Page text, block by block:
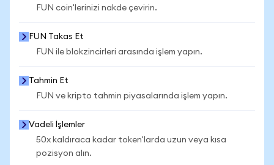
FUN coin'lerinizi nakde çevirin.
FUN Takas Et
FUN ile blokzincirleri arasında işlem yapın.
Tahmin Et
FUN ve kripto tahmin piyasalarında işlem yapın.
Vadeli İşlemler
50x kaldıraca kadar token'larda uzun veya kısa
pozisyon alın.